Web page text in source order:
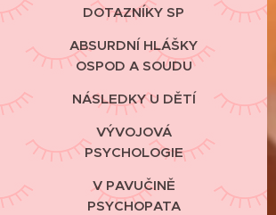
DOTAZNÍKY SP
ABSURDNÍ HLÁŠKY
OSPOD A SOUDU
NÁSLEDKY U DĚTÍ
VÝVOJOVÁ
PSYCHOLOGIE
V PAVUČINĚ
PSYCHOPATA